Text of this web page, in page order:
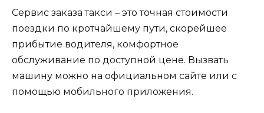
Сервис заказа такси – это точная стоимости
поездки по кротчайшему пути, скорейшее
прибытие водителя, комфортное
обслуживание по доступной цене. Вызвать
машину можно на официальном сайте или с
помощью мобильного приложения.